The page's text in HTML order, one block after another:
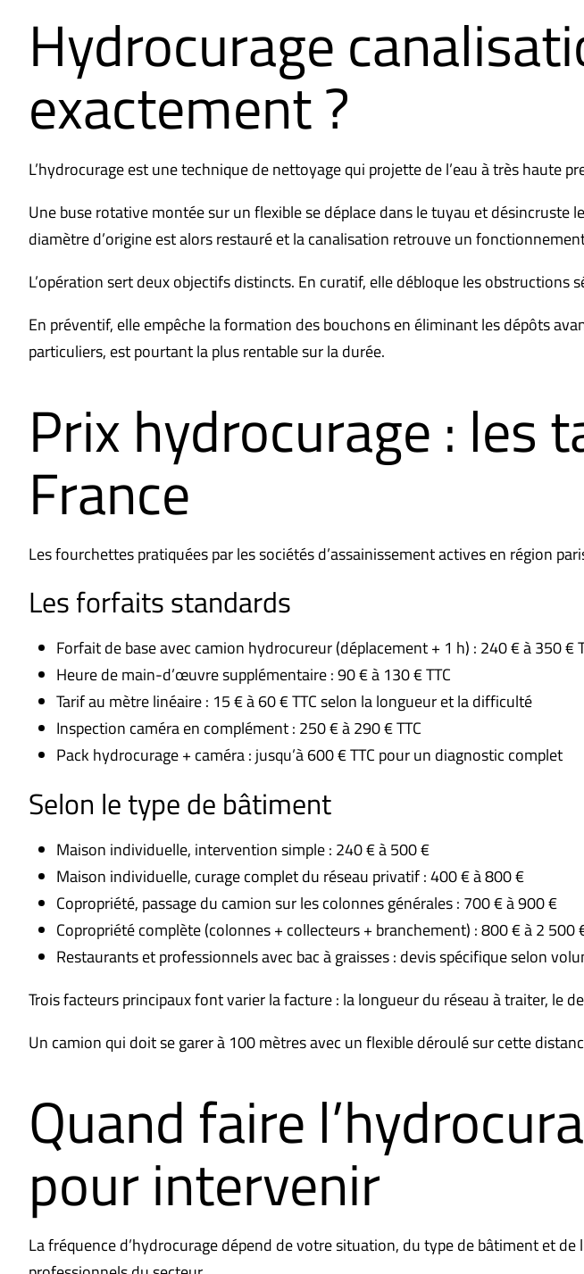
Hydrocurage
exactement ?
L’hydrocurage est une technique de nettoyage qui projette de l’eau à très haute
Une buse rotative montée sur un flexible se déplace dans le tuyau et désincruste
diamètre d’origine est alors restauré et la canalisation retrouve un
L’opération sert deux objectifs distincts. En curatif, elle débloque les
En préventif, elle empêche la formation des bouchons en éliminant les dépôts
particuliers, est pourtant la plus rentable sur la durée.
Prix hydrocurage : les
France
Les fourchettes pratiquées par les sociétés d’assainissement actives en région
Les forfaits standards
Forfait de base avec camion hydrocureur (déplacement + 1 h) : 240 € à 350 €
Heure de main-d’œuvre supplémentaire : 90 € à 130 € TTC
Tarif au mètre linéaire : 15 € à 60 € TTC selon la longueur et la difficulté
Inspection caméra en complément : 250 € à 290 € TTC
Pack hydrocurage + caméra : jusqu’à 600 € TTC pour un diagnostic complet
Selon le type de bâtiment
Maison individuelle, intervention simple : 240 € à 500 €
Maison individuelle, curage complet du réseau privatif : 400 € à 800 €
Copropriété, passage du camion sur les colonnes générales : 700 € à 900 €
Copropriété complète (colonnes + collecteurs + branchement) : 800 € à 2 500
Restaurants et professionnels avec bac à graisses : devis spécifique selon
Trois facteurs principaux font varier la facture : la longueur du réseau à traiter, le
Un camion qui doit se garer à 100 mètres avec un flexible déroulé sur cette
Quand faire
pour intervenir
La fréquence d’hydrocurage dépend de votre situation, du type de bâtiment et